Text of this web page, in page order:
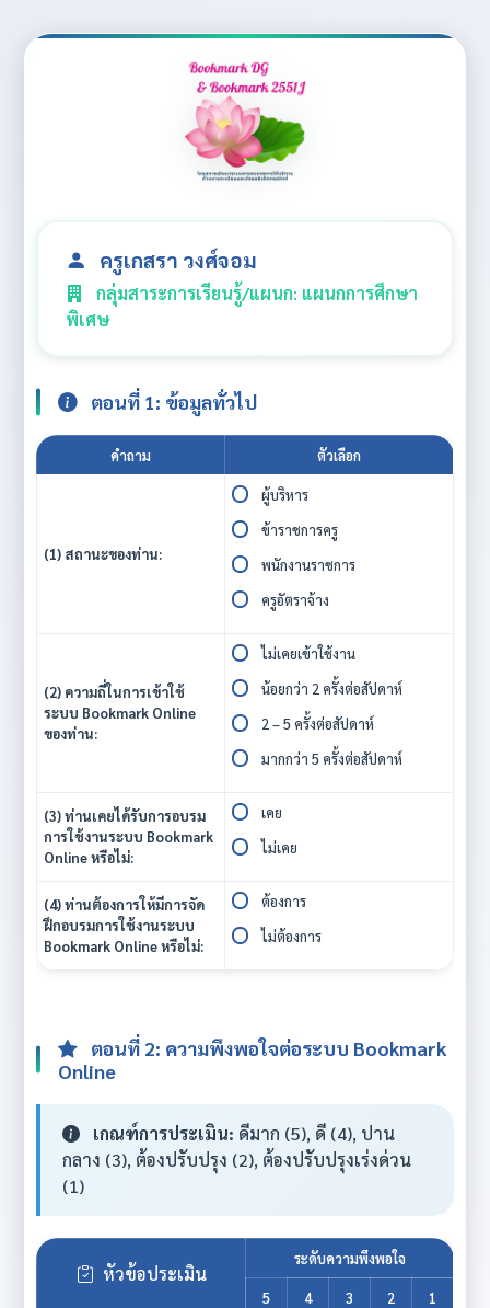
ครูเกสรา วงศ์จอม
กลุ่มสาระการเรียนรู้/แผนก: แผนกการศึกษา
พิเศษ
ตอนที่ 1: ข้อมูลทั่วไป
คำถาม ตัวเลือก
(1) สถานะของท่าน:
ผู้บริหาร
ข้าราชการครู
พนักงานราชการ
ครูอัตราจ้าง
(2) ความถี่ในการเข้าใช้
ระบบ Bookmark Online
ของท่าน:
ไม่เคยเข้าใช้งาน
น้อยกว่า 2 ครั้งต่อสัปดาห์
2 – 5 ครั้งต่อสัปดาห์
มากกว่า 5 ครั้งต่อสัปดาห์
(3) ท่านเคยได้รับการอบรม
การใช้งานระบบ Bookmark
Online หรือไม่:
เคย
ไม่เคย
(4) ท่านต้องการให้มีการจัด
ฝึกอบรมการใช้งานระบบ
Bookmark Online หรือไม่:
ต้องการ
ไม่ต้องการ
ตอนที่ 2: ความพึงพอใจต่อระบบ Bookmark
Online
เกณฑ์การประเมิน: ดีมาก (5), ดี (4), ปาน
กลาง (3), ต้องปรับปรุง (2), ต้องปรับปรุงเร่งด่วน
(1)
หัวข้อประเมิน
ระดับความพึงพอใจ
5 4 3 2 1